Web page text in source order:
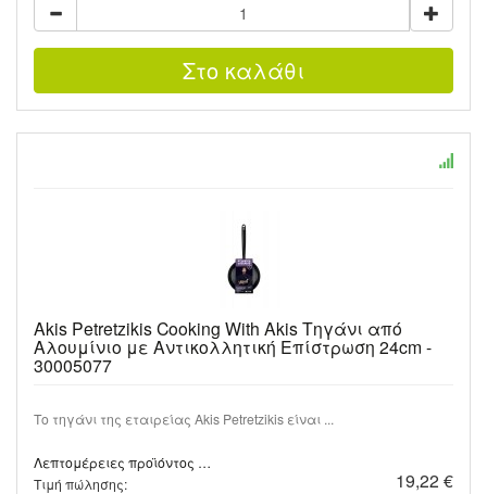
Akis Petretzikis Cooking With Akis Τηγάνι από
Αλουμίνιο με Αντικολλητική Επίστρωση 24cm -
30005077
Το τηγάνι της εταιρείας Akis Petretzikis είναι ...
Λεπτομέρειες προϊόντος …
Τιμή πώλησης:
19,22 €